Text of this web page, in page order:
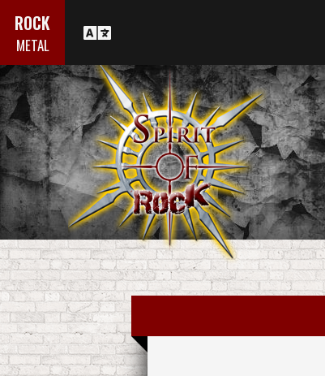
ROCK
METAL